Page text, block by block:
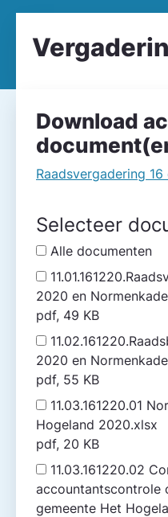
Download
Raadsvergadering
Selecteer
Alle documenten
2020 en
pdf, 49 KB
2020 en
pdf, 55 KB
11.03.161220.01
Hogeland 2020.xlsx
pdf, 20 KB
11.03.161220.02
accountantscontrole
gemeente Het